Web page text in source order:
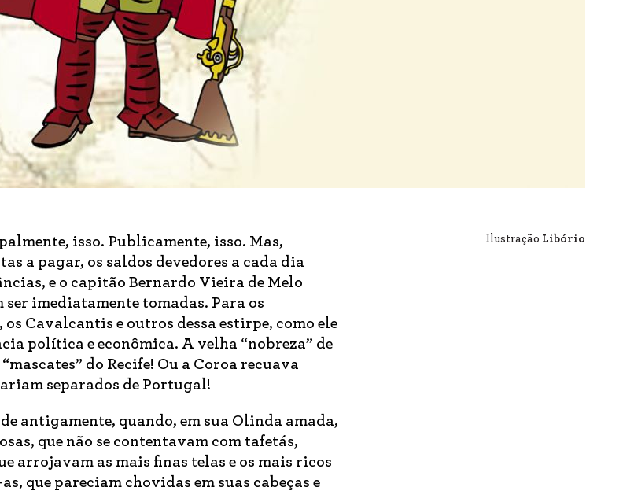
Ilustração Libório
isso. Publicamente, isso. Mas,
a pagar, os saldos devedores a cada dia
e o capitão Bernardo Vieira de Melo
imediatamente tomadas. Para os
Cavalcantis e outros dessa estirpe, como ele
política e econômica. A velha “nobreza” de
do Recife! Ou a Coroa recuava
separados de Portugal!
antigamente, quando, em sua Olinda amada,
que não se contentavam com tafetás,
arrojavam as mais finas telas e os mais ricos
que pareciam chovidas em suas cabeças e